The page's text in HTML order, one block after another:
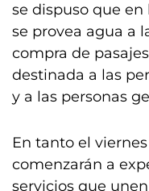
se dispuso que
se provea agua a
compra de
destinada a las
y a las personas
En tanto el
comenzarán a
servicios que